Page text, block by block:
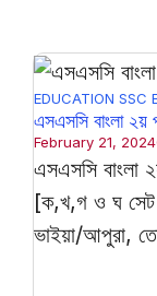
EDUCATION SSC
এসএসসি বাংলা
February 21, 2024
এসএসসি বাংলা
[ক,খ,গ ও ঘ সেট
ভাইয়া/আপুরা,